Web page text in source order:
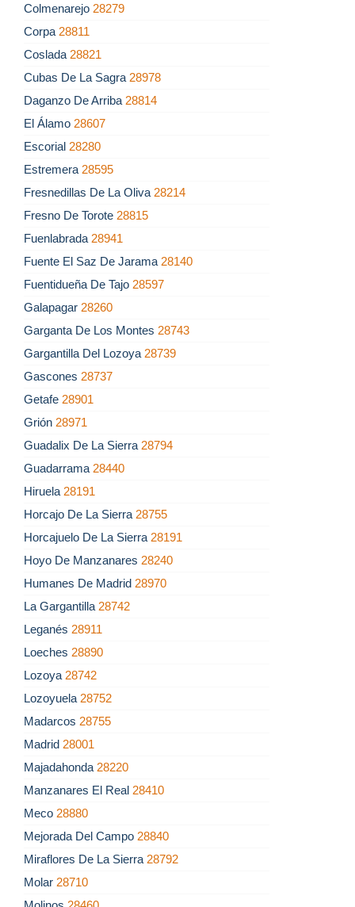
Colmenarejo 28279
Corpa 28811
Coslada 28821
Cubas De La Sagra 28978
Daganzo De Arriba 28814
El Álamo 28607
Escorial 28280
Estremera 28595
Fresnedillas De La Oliva 28214
Fresno De Torote 28815
Fuenlabrada 28941
Fuente El Saz De Jarama 28140
Fuentidueña De Tajo 28597
Galapagar 28260
Garganta De Los Montes 28743
Gargantilla Del Lozoya 28739
Gascones 28737
Getafe 28901
Grión 28971
Guadalix De La Sierra 28794
Guadarrama 28440
Hiruela 28191
Horcajo De La Sierra 28755
Horcajuelo De La Sierra 28191
Hoyo De Manzanares 28240
Humanes De Madrid 28970
La Gargantilla 28742
Leganés 28911
Loeches 28890
Lozoya 28742
Lozoyuela 28752
Madarcos 28755
Madrid 28001
Majadahonda 28220
Manzanares El Real 28410
Meco 28880
Mejorada Del Campo 28840
Miraflores De La Sierra 28792
Molar 28710